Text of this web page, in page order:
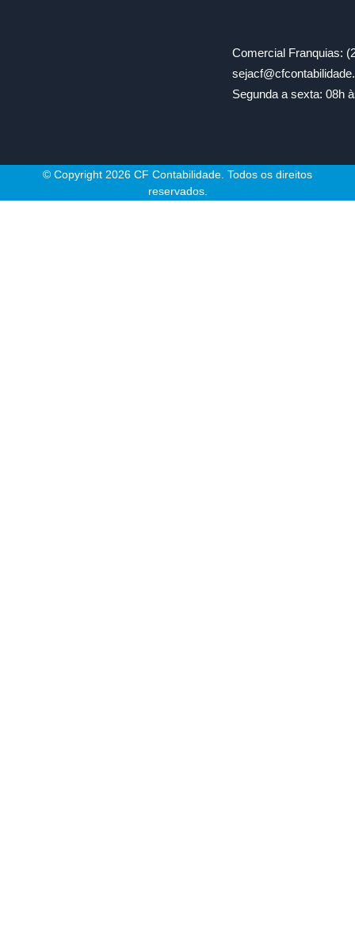
Comercial Franquias:
Segunda a sexta: 08h
© Copyright 2026 CF Contabilidade. Todos os direitos
reservados.